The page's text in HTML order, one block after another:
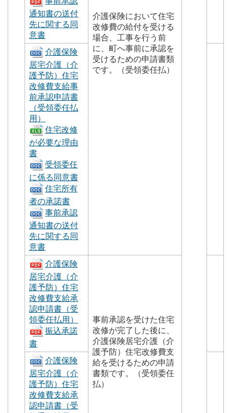
通知書の送付
先に関する同
意書
介護保険において住宅
改修費の給付を受ける
場合、工事を行う前
に、町へ事前に承認を
受けるための申請書類
です。（受領委任払）
介護保険
居宅介護（介
護予防）住宅
改修費支給事
前承認申請書
（受領委任払
用）
住宅改修
が必要な理由
書
受領委任
に係る同意書
住宅所有
者の承諾書
事前承認
通知書の送付
先に関する同
意書
介護保険
居宅介護（介
護予防）住宅
改修費支給承
認申請書（受
領委任払用）
振込承諾
書
事前承認を受けた住宅
改修が完了した後に、
介護保険居宅介護（介
護予防）住宅改修費支
給を受けるための申請
書類です。（受領委任
払）
介護保険
居宅介護（介
護予防）住宅
改修費支給承
認申請書（受